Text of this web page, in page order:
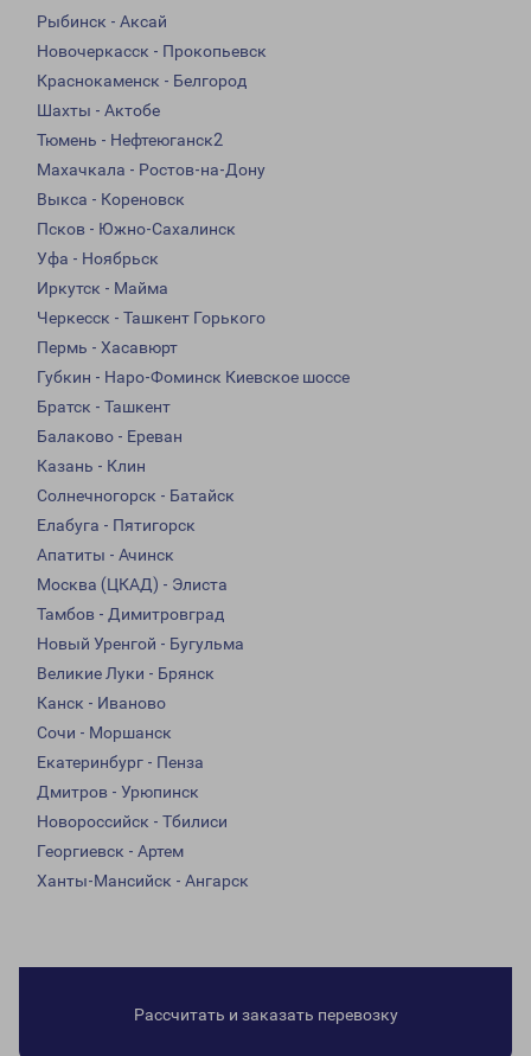
Рыбинск - Аксай
Новочеркасск - Прокопьевск
Краснокаменск - Белгород
Шахты - Актобе
Тюмень - Нефтеюганск2
Махачкала - Ростов-на-Дону
Выкса - Кореновск
Псков - Южно-Сахалинск
Уфа - Ноябрьск
Иркутск - Майма
Черкесск - Ташкент Горького
Пермь - Хасавюрт
Губкин - Наро-Фоминск Киевское шоссе
Братск - Ташкент
Балаково - Ереван
Казань - Клин
Солнечногорск - Батайск
Елабуга - Пятигорск
Апатиты - Ачинск
Москва (ЦКАД) - Элиста
Тамбов - Димитровград
Новый Уренгой - Бугульма
Великие Луки - Брянск
Канск - Иваново
Сочи - Моршанск
Екатеринбург - Пенза
Дмитров - Урюпинск
Новороссийск - Тбилиси
Георгиевск - Артем
Ханты-Мансийск - Ангарск
Рассчитать и заказать перевозку